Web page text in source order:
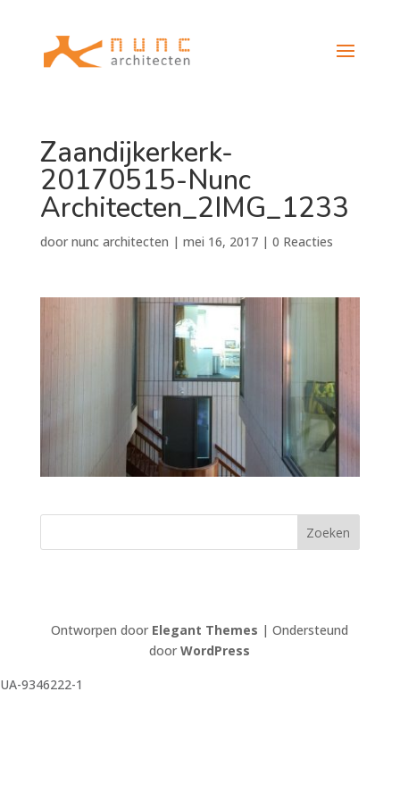
Zaandijkerkerk-
20170515-Nunc
Architecten_2IMG_1233
door nunc architecten | mei 16, 2017| 0 Reacties
Ontworpen door Elegant Themes | Ondersteund
doorWordPress
UA-9346222-1